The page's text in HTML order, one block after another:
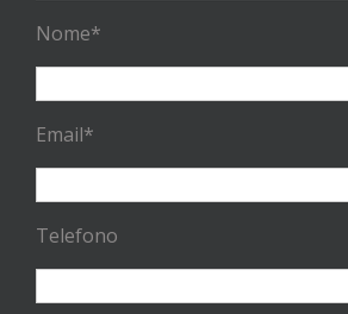
Nome*
Email*
Telefono